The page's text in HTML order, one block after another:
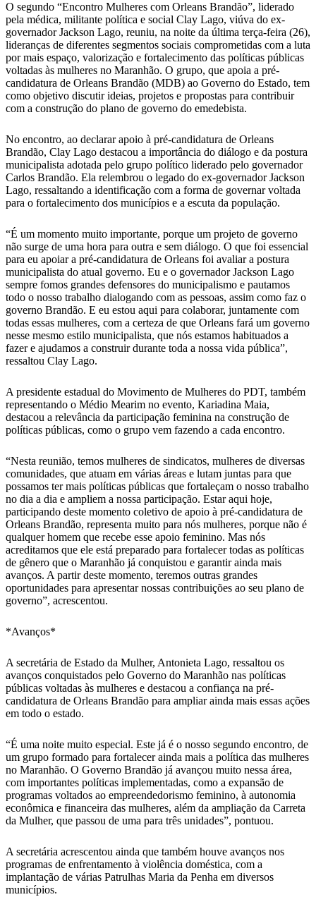
O segundo “Encontro Mulheres com Orleans Brandão”, liderado
pela médica, militante política e social Clay Lago, viúva do ex-
governador Jackson Lago, reuniu, na noite da última terça-feira (26),
lideranças de diferentes segmentos sociais comprometidas com a luta
por mais espaço, valorização e fortalecimento das políticas públicas
voltadas às mulheres no Maranhão. O grupo, que apoia a pré-
candidatura de Orleans Brandão (MDB) ao Governo do Estado, tem
como objetivo discutir ideias, projetos e propostas para contribuir
com a construção do plano de governo do emedebista.
No encontro, ao declarar apoio à pré-candidatura de Orleans
Brandão, Clay Lago destacou a importância do diálogo e da postura
municipalista adotada pelo grupo político liderado pelo governador
Carlos Brandão. Ela relembrou o legado do ex-governador Jackson
Lago, ressaltando a identificação com a forma de governar voltada
para o fortalecimento dos municípios e a escuta da população.
“É um momento muito importante, porque um projeto de governo
não surge de uma hora para outra e sem diálogo. O que foi essencial
para eu apoiar a pré-candidatura de Orleans foi avaliar a postura
municipalista do atual governo. Eu e o governador Jackson Lago
sempre fomos grandes defensores do municipalismo e pautamos
todo o nosso trabalho dialogando com as pessoas, assim como faz o
governo Brandão. E eu estou aqui para colaborar, juntamente com
todas essas mulheres, com a certeza de que Orleans fará um governo
nesse mesmo estilo municipalista, que nós estamos habituados a
fazer e ajudamos a construir durante toda a nossa vida pública”,
ressaltou Clay Lago.
A presidente estadual do Movimento de Mulheres do PDT, também
representando o Médio Mearim no evento, Kariadina Maia,
destacou a relevância da participação feminina na construção de
políticas públicas, como o grupo vem fazendo a cada encontro.
“Nesta reunião, temos mulheres de sindicatos, mulheres de diversas
comunidades, que atuam em várias áreas e lutam juntas para que
possamos ter mais políticas públicas que fortaleçam o nosso trabalho
no dia a dia e ampliem a nossa participação. Estar aqui hoje,
participando deste momento coletivo de apoio à pré-candidatura de
Orleans Brandão, representa muito para nós mulheres, porque não é
qualquer homem que recebe esse apoio feminino. Mas nós
acreditamos que ele está preparado para fortalecer todas as políticas
de gênero que o Maranhão já conquistou e garantir ainda mais
avanços. A partir deste momento, teremos outras grandes
oportunidades para apresentar nossas contribuições ao seu plano de
governo”, acrescentou.
*Avanços*
A secretária de Estado da Mulher, Antonieta Lago, ressaltou os
avanços conquistados pelo Governo do Maranhão nas políticas
públicas voltadas às mulheres e destacou a confiança na pré-
candidatura de Orleans Brandão para ampliar ainda mais essas ações
em todo o estado.
“É uma noite muito especial. Este já é o nosso segundo encontro, de
um grupo formado para fortalecer ainda mais a política das mulheres
no Maranhão. O Governo Brandão já avançou muito nessa área,
com importantes políticas implementadas, como a expansão de
programas voltados ao empreendedorismo feminino, à autonomia
econômica e financeira das mulheres, além da ampliação da Carreta
da Mulher, que passou de uma para três unidades”, pontuou.
A secretária acrescentou ainda que também houve avanços nos
programas de enfrentamento à violência doméstica, com a
implantação de várias Patrulhas Maria da Penha em diversos
municípios.